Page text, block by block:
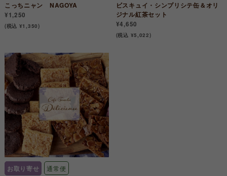
こっちニャン NAGOYA
¥1,250
(税込 ¥1,350)
ビスキュイ・シンプリシテ缶＆オリ
ジナル紅茶セット
¥4,650
(税込 ¥5,022)
お取り寄せ 通常便